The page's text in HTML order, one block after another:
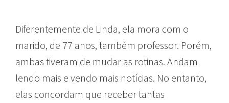
Diferentemente de Linda, ela mora com o
marido, de 77 anos, também professor. Porém,
ambas tiveram de mudar as rotinas. Andam
lendo mais e vendo mais notícias. No entanto,
elas concordam que receber tantas